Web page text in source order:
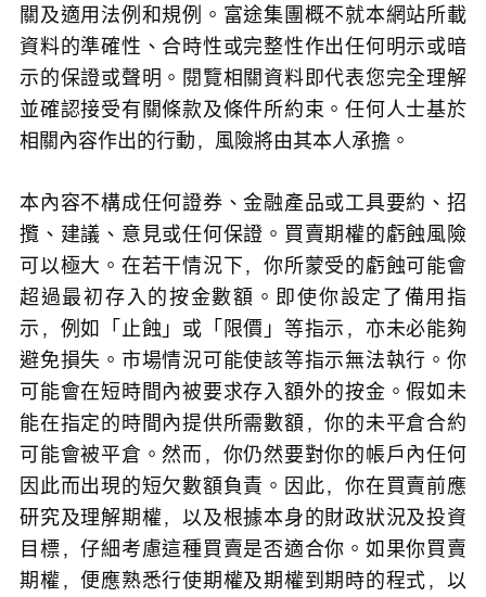
關及適用法例和規例。富途集團概不就本網站所載
資料的準確性、合時性或完整性作出任何明示或暗
示的保證或聲明。閱覽相關資料即代表您完全理解
並確認接受有關條款及條件所約束。任何人士基於
相關內容作出的行動，風險將由其本人承擔。
本內容不構成任何證券、金融產品或工具要約、招
攬、建議、意見或任何保證。買賣期權的虧蝕風險
可以極大。在若干情況下，你所蒙受的虧蝕可能會
超過最初存入的按金數額。即使你設定了備用指
示，例如「止蝕」或「限價」等指示，亦未必能夠
避免損失。市場情況可能使該等指示無法執行。你
可能會在短時間內被要求存入額外的按金。假如未
能在指定的時間內提供所需數額，你的未平倉合約
可能會被平倉。然而，你仍然要對你的帳戶內任何
因此而出現的短欠數額負責。因此，你在買賣前應
研究及理解期權，以及根據本身的財政狀況及投資
目標，仔細考慮這種買賣是否適合你。如果你買賣
期權，便應熟悉行使期權及期權到期時的程式，以